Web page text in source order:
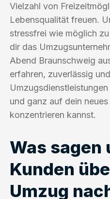
Vielzahl von
Lebensqualität freuen.
stressfrei wie möglich
dir das
Abend Braunschweig
erfahren, zuverlässig
und ganz auf dein
konzentrieren kannst.
Was sagen
Kunden
Umzug